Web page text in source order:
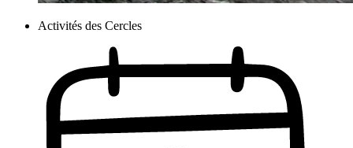
Activités des Cercles